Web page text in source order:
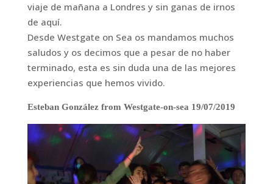
viaje de mañana a Londres y sin ganas de irnos
de aquí.
Desde Westgate on Sea os mandamos muchos
saludos y os decimos que a pesar de no haber
terminado, esta es sin duda una de las mejores
experiencias que hemos vivido.
Esteban González from Westgate-on-sea 19/07/2019